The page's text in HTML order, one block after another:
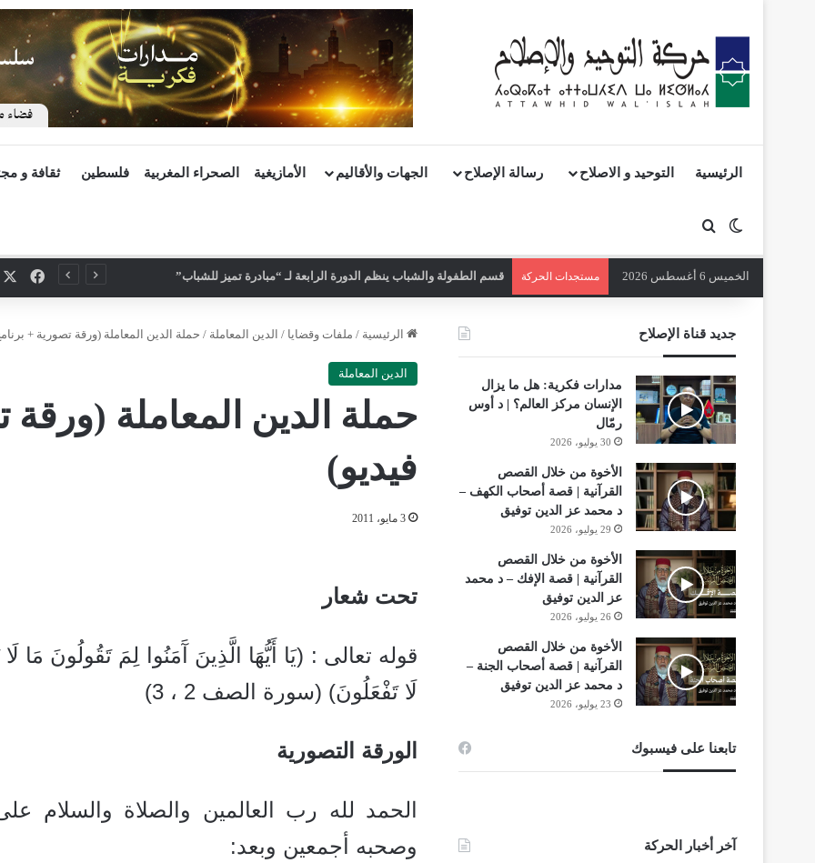
الرئيسية التوحيد و الاصلاح رسالة الإصلاح الجهات والأقاليم الأمازيغية الصحراء المغربية فلسطين ثقافة و
الوضع المظلم
بحث عن
الخميس 6 أغسطس 2026 مستجدات الحركة قسم الطفولة والشباب ينظم الدورة الرابعة لـ “مبادرة تميز للشباب”
الرئيسية / ملفات وقضايا / الدين المعاملة / حملة الدين المعاملة (ورقة تصورية +
الدين المعاملة
حملة الدين المعاملة (ورقة
فيديو)
3 مايو، 2011
تحت شعار
قوله تعالى : (يَا أَيُّهَا الَّذِينَ آَمَنُوا لِمَ تَقُولُونَ مَا
لَا تَفْعَلُونَ) (سورة الصف 2 ، 3)
الورقة التصورية
الحمد لله رب العالمين والصلاة والسلام
وصحبه أجمعين وبعد:
جديد قناة الإصلاح
مدارات فكرية: هل ما يزال
الإنسان مركز العالم؟ | د أوس
رمّال
30 يوليو، 2026
الأخوة من خلال القصص
القرآنية | قصة أصحاب الكهف –
د محمد عز الدين توفيق
29 يوليو، 2026
الأخوة من خلال القصص
القرآنية | قصة الإفك – د محمد
عز الدين توفيق
26 يوليو، 2026
الأخوة من خلال القصص
القرآنية | قصة أصحاب الجنة –
د محمد عز الدين توفيق
23 يوليو، 2026
تابعنا على فيسبوك
آخر أخبار الحركة